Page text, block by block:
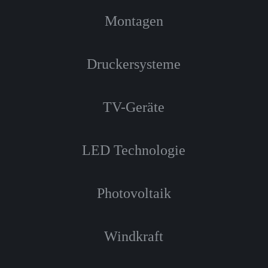
Montagen
Druckersysteme
TV-Geräte
LED Technologie
Photovoltaik
Windkraft